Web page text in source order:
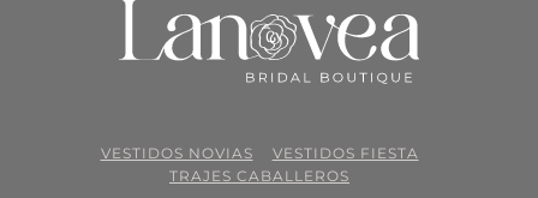
VESTIDOS NOVIAS
VESTIDOS FIESTA
TRAJES CABALLEROS